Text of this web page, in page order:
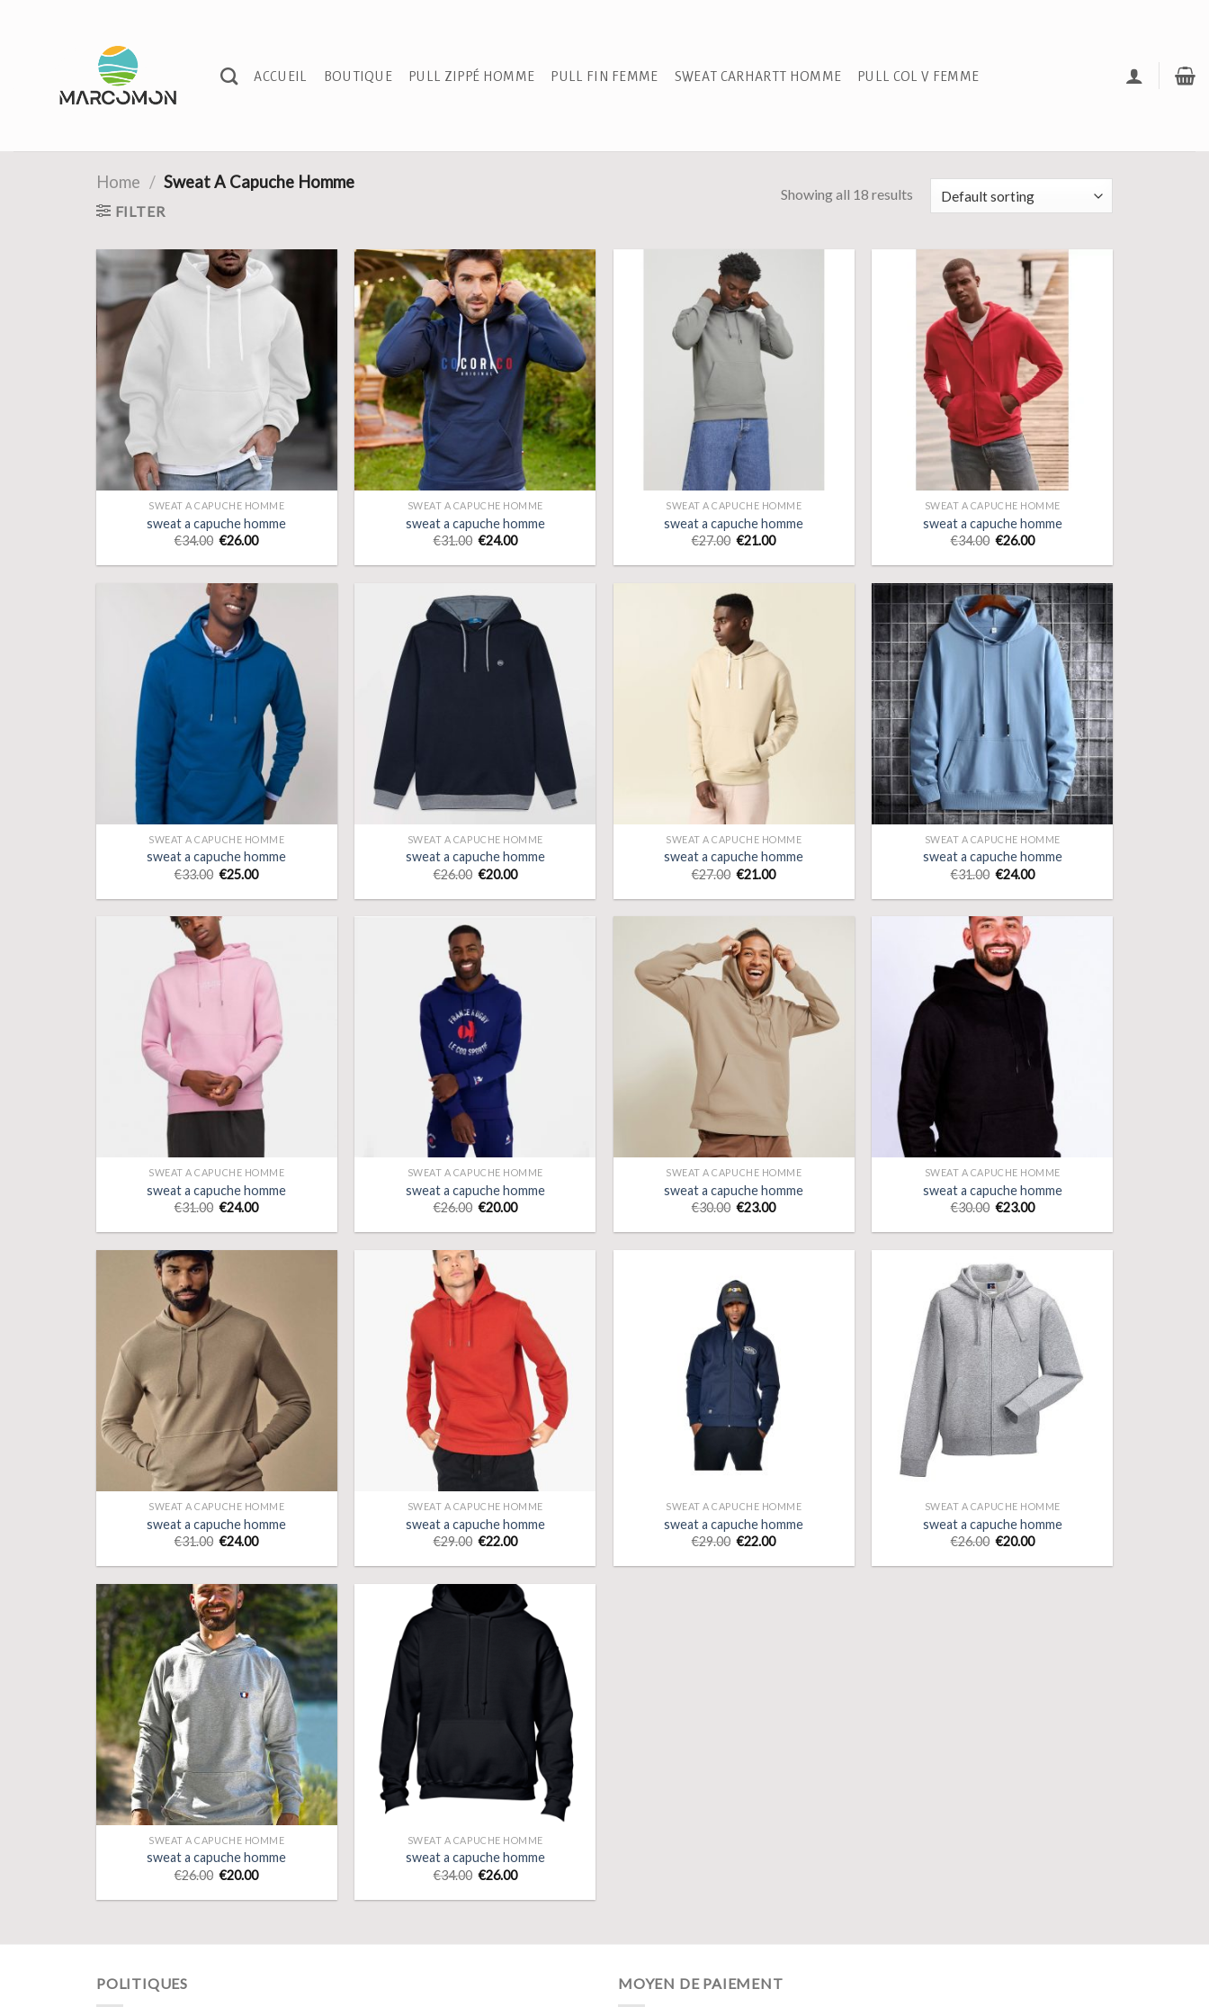
ACCUEIL
BOUTIQUE PULL ZIPPÉ HOMME PULL FIN FEMME SWEAT CARHARTT HOMME PULL COL V FEMME
Home / Sweat A Capuche Homme
FILTER
Showing all 18 results
SWEAT A CAPUCHE HOMME
sweat a capuche homme
€34.00 €26.00
SWEAT A CAPUCHE HOMME
sweat a capuche homme
€31.00 €24.00
SWEAT A CAPUCHE HOMME
sweat a capuche homme
€27.00 €21.00
SWEAT A CAPUCHE HOMME
sweat a capuche homme
€34.00 €26.00
SWEAT A CAPUCHE HOMME
sweat a capuche homme
€33.00 €25.00
SWEAT A CAPUCHE HOMME
sweat a capuche homme
€26.00 €20.00
SWEAT A CAPUCHE HOMME
sweat a capuche homme
€27.00 €21.00
SWEAT A CAPUCHE HOMME
sweat a capuche homme
€31.00 €24.00
SWEAT A CAPUCHE HOMME
sweat a capuche homme
€31.00 €24.00
SWEAT A CAPUCHE HOMME
sweat a capuche homme
€26.00 €20.00
SWEAT A CAPUCHE HOMME
sweat a capuche homme
€30.00 €23.00
SWEAT A CAPUCHE HOMME
sweat a capuche homme
€30.00 €23.00
SWEAT A CAPUCHE HOMME
sweat a capuche homme
€31.00 €24.00
SWEAT A CAPUCHE HOMME
sweat a capuche homme
€29.00 €22.00
SWEAT A CAPUCHE HOMME
sweat a capuche homme
€29.00 €22.00
SWEAT A CAPUCHE HOMME
sweat a capuche homme
€26.00 €20.00
SWEAT A CAPUCHE HOMME
sweat a capuche homme
€26.00 €20.00
SWEAT A CAPUCHE HOMME
sweat a capuche homme
€34.00 €26.00
POLITIQUES MOYEN DE PAIEMENT